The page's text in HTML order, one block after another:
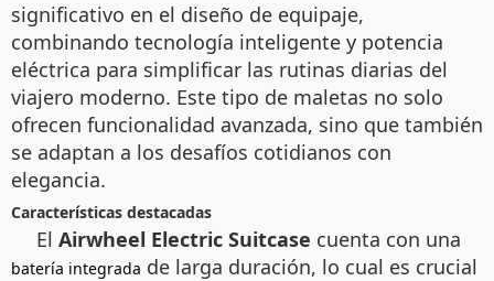
significativo en el diseño de equipaje,
combinando tecnología inteligente y potencia
eléctrica para simplificar las rutinas diarias del
viajero moderno. Este tipo de maletas no solo
ofrecen funcionalidad avanzada, sino que también
se adaptan a los desafíos cotidianos con
elegancia.
Características destacadas
El Airwheel Electric Suitcase cuenta con una
batería integrada de larga duración, lo cual es crucial